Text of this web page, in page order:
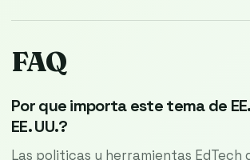
FAQ
Por que importa este tema de
EE. UU.?
Las politicas y herramientas EdTech